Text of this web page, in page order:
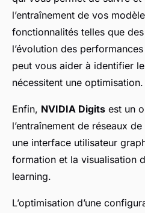
l’entraînement de vos
fonctionnalités telles que
l’évolution des
peut vous aider à identifier
nécessitent une optimisation.
Enfin, NVIDIA Digits est un
l’entraînement de réseaux
une interface utilisateur
formation et la visualisation
learning.
L’optimisation d’une